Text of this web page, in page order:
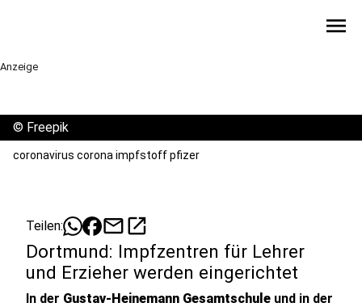
menu
Anzeige
© Freepik
coronavirus corona impfstoff pfizer
Teilen: mailopen_in_new
Dortmund: Impfzentren für Lehrer
und Erzieher werden eingerichtet
In der Gustav-Heinemann Gesamtschule und in der